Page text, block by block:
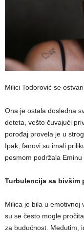
​Milici Todorović se
Ona je ostala dosledna
deteta, vešto čuvajući
porođaj provela je u
Ipak, fanovi su imali
pesmom podržala
Turbulencija sa bivšim
Milica je bila u emotivnoj
su se često mogle
za budućnost. Međutim,